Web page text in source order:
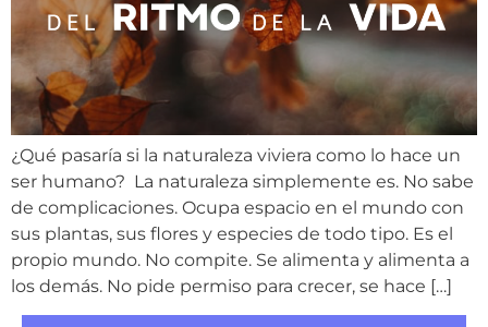
¿Qué pasaría si la naturaleza viviera como lo hace un
ser humano? La naturaleza simplemente es. No sabe
de complicaciones. Ocupa espacio en el mundo con
sus plantas, sus flores y especies de todo tipo. Es el
propio mundo. No compite. Se alimenta y alimenta a
los demás. No pide permiso para crecer, se hace […]